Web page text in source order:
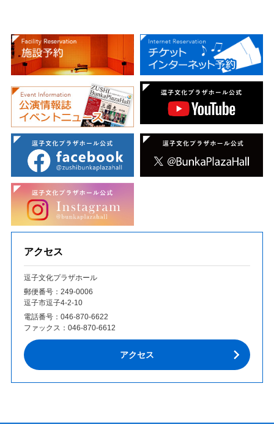
アクセス
逗子文化プラザホール
郵便番号：249‐0006
逗子市逗子4-2-10
電話番号： 046-870-6622
ファックス： 046-870-6612
アクセス